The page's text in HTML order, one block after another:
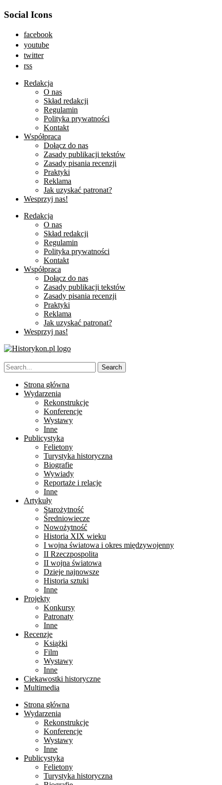
Social Icons
facebook
youtube
twitter
rss
Redakcja
O nas
Skład redakcji
Regulamin
Polityka prywatności
Kontakt
Współpraca
Dołącz do nas
Zasady publikacji tekstów
Zasady pisania recenzji
Praktyki
Reklama
Jak uzyskać patronat?
Wesprzyj nas!
Redakcja
O nas
Skład redakcji
Regulamin
Polityka prywatności
Kontakt
Współpraca
Dołącz do nas
Zasady publikacji tekstów
Zasady pisania recenzji
Praktyki
Reklama
Jak uzyskać patronat?
Wesprzyj nas!
Strona główna
Wydarzenia
Rekonstrukcje
Konferencje
Wystawy
Inne
Publicystyka
Felietony
Turystyka historyczna
Biografie
Wywiady
Reportaże i relacje
Inne
Artykuły
Starożytność
Średniowiecze
Nowożytność
Historia XIX wieku
I wojna światowa i okres międzywojenny
II Rzeczpospolita
II wojna światowa
Dzieje najnowsze
Historia sztuki
Inne
Projekty
Konkursy
Patronaty
Inne
Recenzje
Książki
Film
Wystawy
Inne
Ciekawostki historyczne
Multimedia
Strona główna
Wydarzenia
Rekonstrukcje
Konferencje
Wystawy
Inne
Publicystyka
Felietony
Turystyka historyczna